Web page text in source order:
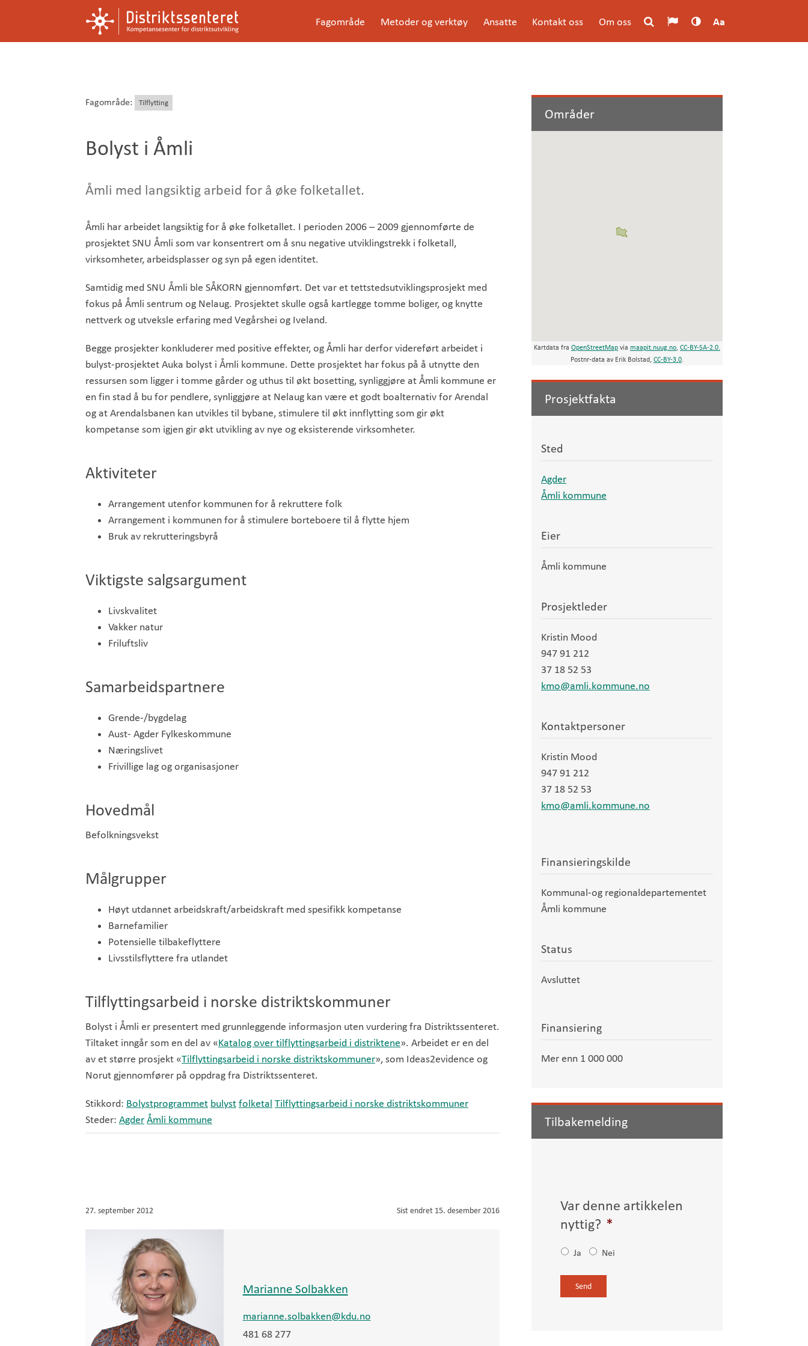
Distriktssenteret
Kompetansesenter
for
å
Fagområde Metoder og verktøy Ansatte Kontakt oss Om oss Aa
Fagområde: Tilflytting
Bolyst i Åmli
Åmli med langsiktig arbeid for å øke folketallet.
Åmli har arbeidet langsiktig for å øke folketallet. I perioden 2006 – 2009 gjennomførte de
prosjektet SNU Åmli som var konsentrert om å snu negative utviklingstrekk i folketall,
virksomheter, arbeidsplasser og syn på egen identitet.
Samtidig med SNU Åmli ble SÅKORN gjennomført. Det var et tettstedsutviklingsprosjekt med
fokus på Åmli sentrum og Nelaug. Prosjektet skulle også kartlegge tomme boliger, og knytte
nettverk og utveksle erfaring med Vegårshei og Iveland.
Begge prosjekter konkluderer med positive effekter, og Åmli har derfor videreført arbeidet i
bulyst-prosjektet Auka bolyst i Åmli kommune. Dette prosjektet har fokus på å utnytte den
ressursen som ligger i tomme gårder og uthus til økt bosetting, synliggjøre at Åmli kommune er
en fin stad å bu for pendlere, synliggjøre at Nelaug kan være et godt boalternativ for Arendal
og at Arendalsbanen kan utvikles til bybane, stimulere til økt innflytting som gir økt
kompetanse som igjen gir økt utvikling av nye og eksisterende virksomheter.
Aktiviteter
Arrangement utenfor kommunen for å rekruttere folk
Arrangement i kommunen for å stimulere borteboere til å flytte hjem
Bruk av rekrutteringsbyrå
Viktigste salgsargument
Livskvalitet
Vakker natur
Friluftsliv
Samarbeidspartnere
Grende-/bygdelag
Aust- Agder Fylkeskommune
Næringslivet
Frivillige lag og organisasjoner
Hovedmål
Befolkningsvekst
Målgrupper
Høyt utdannet arbeidskraft/arbeidskraft med spesifikk kompetanse
Barnefamilier
Potensielle tilbakeflyttere
Livsstilsflyttere fra utlandet
Tilflyttingsarbeid i norske distriktskommuner
Bolyst i Åmli er presentert med grunnleggende informasjon uten vurdering fra Distriktssenteret.
Tiltaket inngår som en del av «Katalog over tilflyttingsarbeid i distriktene». Arbeidet er en del
av et større prosjekt «Tilflyttingsarbeid i norske distriktskommuner», som Ideas2evidence og
Norut gjennomfører på oppdrag fra Distriktssenteret.
Stikkord: Bolystprogrammet bulyst folketal Tilflyttingsarbeid i norske distriktskommuner
Steder: Agder Åmli kommune
Områder
Kartdata fra OpenStreetMap via maapit.nuug.no CC-BY-SA-2.0.
Postnr-data av Erik Bolstad, CC-BY-3.0
Prosjektfakta
Sted
Agder
Åmli kommune
Eier
Åmli kommune
Prosjektleder
Kristin Mood
947 91 212
37 18 52 53
kmo@amli.kommune.no
Kontaktpersoner
Kristin Mood
947 91 212
37 18 52 53
kmo@amli.kommune.no
Finansieringskilde
Kommunal-og regionaldepartementet
Åmli kommune
Status
Avsluttet
Finansiering
Mer enn 1 000 000
Tilbakemelding
Var denne artikkelen
nyttig? *
Ja Nei
27. september 2012 Sist endret 15. desember 2016
Marianne Solbakken
marianne.solbakken@kdu.no
481 68 277